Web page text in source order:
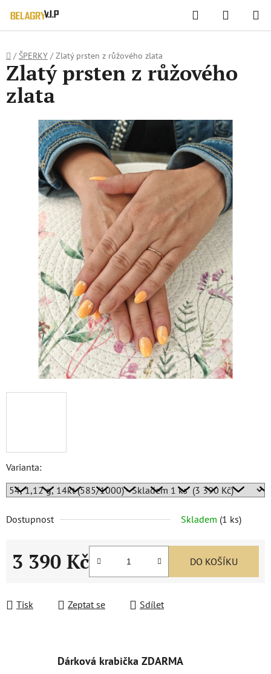
WIDGET HODNOCENÍ OBCHODU
Přejít
na
Hledat
KOŠÍK
Domů
/ ŠPERKY / Zlatý prsten z růžového zlata
Varianta:
Dostupnost Skladem (1 ks)
3 390 Kč DO KOŠÍKU
Tisk Zeptat se Sdílet
Zlatý prsten z růžového
zlata
Dárková krabička ZDARMA